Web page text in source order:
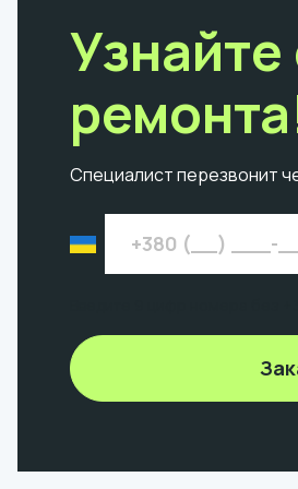
Специалист перезвонит